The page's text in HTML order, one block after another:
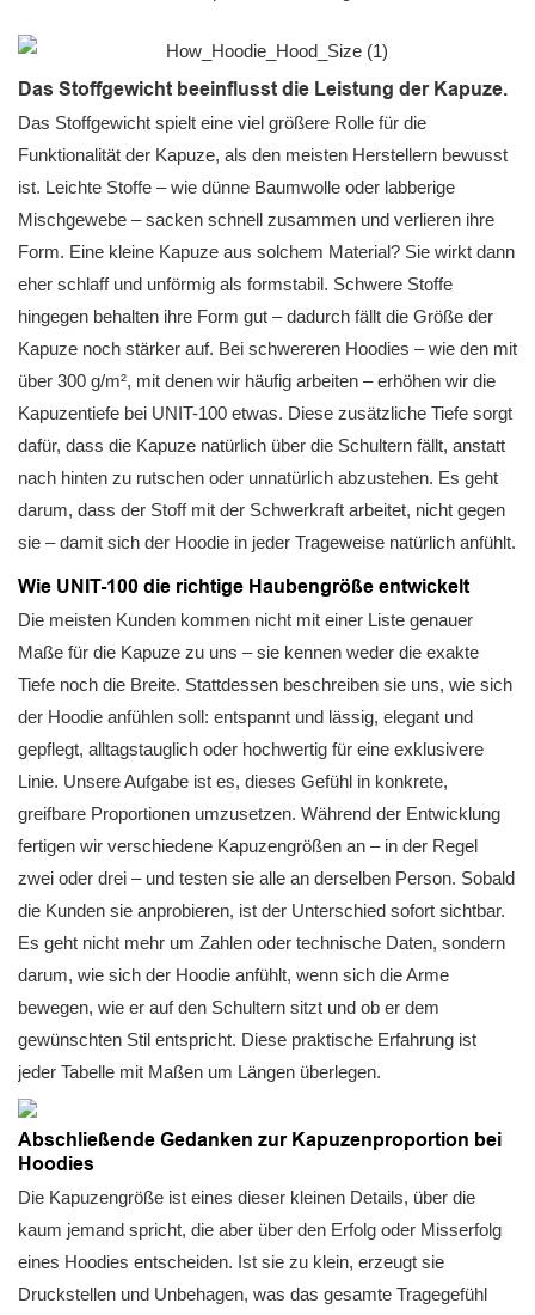
Das Stoffgewicht beeinflusst die Leistung der Kapuze.
Das Stoffgewicht spielt eine viel größere Rolle für die
Funktionalität der Kapuze, als den meisten Herstellern bewusst
ist. Leichte Stoffe – wie dünne Baumwolle oder labberige
Mischgewebe – sacken schnell zusammen und verlieren ihre
Form. Eine kleine Kapuze aus solchem ​​Material? Sie wirkt dann
eher schlaff und unförmig als formstabil. Schwere Stoffe
hingegen behalten ihre Form gut – dadurch fällt die Größe der
Kapuze noch stärker auf. Bei schwereren Hoodies – wie den mit
über 300 g/m², mit denen wir häufig arbeiten – erhöhen wir die
Kapuzentiefe bei UNIT-100 etwas. Diese zusätzliche Tiefe sorgt
dafür, dass die Kapuze natürlich über die Schultern fällt, anstatt
nach hinten zu rutschen oder unnatürlich abzustehen. Es geht
darum, dass der Stoff mit der Schwerkraft arbeitet, nicht gegen
sie – damit sich der Hoodie in jeder Trageweise natürlich anfühlt.
Wie UNIT-100 die richtige Haubengröße entwickelt
Die meisten Kunden kommen nicht mit einer Liste genauer
Maße für die Kapuze zu uns – sie kennen weder die exakte
Tiefe noch die Breite. Stattdessen beschreiben sie uns, wie sich
der Hoodie anfühlen soll: entspannt und lässig, elegant und
gepflegt, alltagstauglich oder hochwertig für eine exklusivere
Linie. Unsere Aufgabe ist es, dieses Gefühl in konkrete,
greifbare Proportionen umzusetzen. Während der Entwicklung
fertigen wir verschiedene Kapuzengrößen an – in der Regel
zwei oder drei – und testen sie alle an derselben Person. Sobald
die Kunden sie anprobieren, ist der Unterschied sofort sichtbar.
Es geht nicht mehr um Zahlen oder technische Daten, sondern
darum, wie sich der Hoodie anfühlt, wenn sich die Arme
bewegen, wie er auf den Schultern sitzt und ob er dem
gewünschten Stil entspricht. Diese praktische Erfahrung ist
jeder Tabelle mit Maßen um Längen überlegen.
Abschließende Gedanken zur Kapuzenproportion bei
Hoodies
Die Kapuzengröße ist eines dieser kleinen Details, über die
kaum jemand spricht, die aber über den Erfolg oder Misserfolg
eines Hoodies entscheiden. Ist sie zu klein, erzeugt sie
Druckstellen und Unbehagen, was das gesamte Tragegefühl